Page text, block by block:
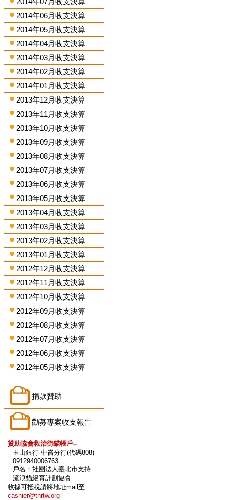
2014年06月收支決算
2014年05月收支決算
2014年04月收支決算
2014年03月收支決算
2014年02月收支決算
2014年01月收支決算
2013年12月收支決算
2013年11月收支決算
2013年10月收支決算
2013年09月收支決算
2013年08月收支決算
2013年07月收支決算
2013年06月收支決算
2013年05月收支決算
2013年04月收支決算
2013年03月收支決算
2013年02月收支決算
2013年01月收支決算
2012年12月收支決算
2012年11月收支決算
2012年10月收支決算
2012年09月收支決算
2012年08月收支決算
2012年07月收支決算
2012年06月收支決算
2012年05月收支決算
捐款贊助
勸募專案收支報告
贊助協會救治街貓帳戶--
玉山銀行 中崙分行(代碼808)
0912940006763
戶名：社團法人臺北市支持
流浪貓絕育計劃協會
收據可抵稅請將地址mail至
cashier@tnrtw.org